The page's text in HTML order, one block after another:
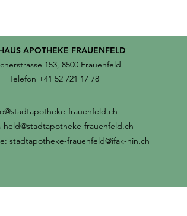
APOTHEKE FRAUENFELD
153, 8500 Frauenfeld
Telefon +41 52 721 17 78
frauenfeld.ch
held@stadtapotheke-frauenfeld.ch
stadtapotheke-frauenfeld@ifak-hin.ch